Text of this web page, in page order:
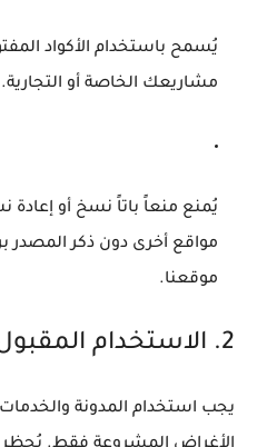
يُسمح باستخدام الأكواد
مشاريعك الخاصة أو التجارية.
يُمنع منعاً باتاً نسخ أو
مواقع أخرى دون ذكر المصدر
موقعنا.
2. الاستخدام المقبول
يجب استخدام المدونة